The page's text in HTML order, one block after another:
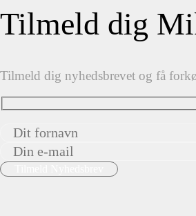
Tilmeld dig
Tilmeld dig nyhedsbrevet og få